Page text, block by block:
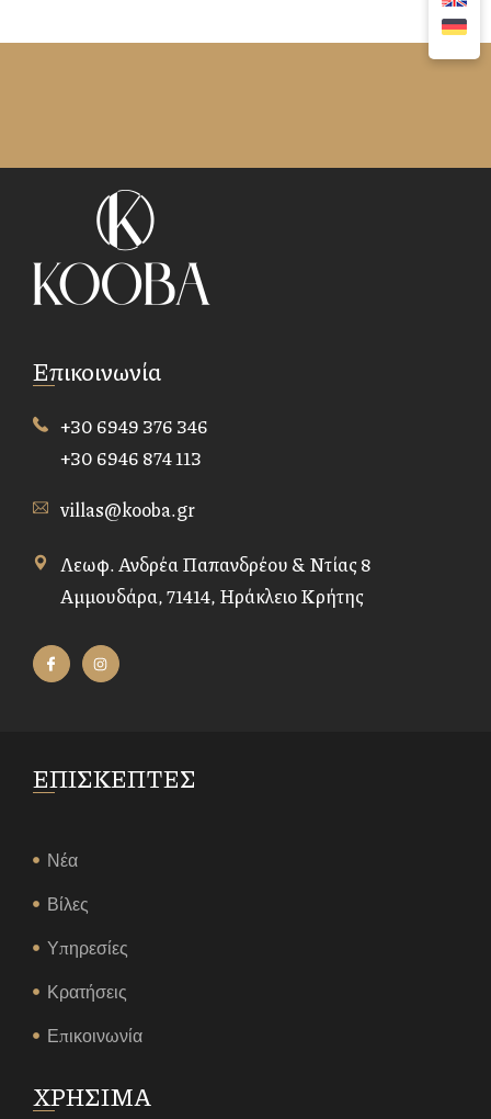
Επικοινωνία
+30 6949 376 346
+30 6946 874 113
villas@kooba.gr
Λεωφ. Ανδρέα Παπανδρέου & Ντίας 8
Αμμουδάρα, 71414, Ηράκλειο Κρήτης
ΕΠΙΣΚΕΠΤΕΣ
Νέα
Βίλες
Υπηρεσίες
Κρατήσεις
Επικοινωνία
ΧΡΗΣΙΜΑ